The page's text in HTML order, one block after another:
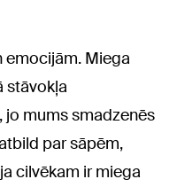
emocijām. Miega
stāvokļa
jo mums smadzenēs
par sāpēm,
cilvēkam ir miega